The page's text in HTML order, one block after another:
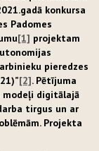
konkursa
Padomes
[1] projektam
pieredzes
[2]. Pētījuma
modeļi digitālajā
tirgus un ar
Projekta